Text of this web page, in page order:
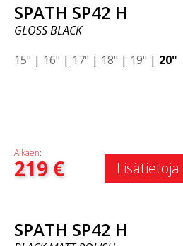
SPATH SP42 H
GLOSS BLACK
15" | 16" | 17" | 18" | 19" | 20"
Alkaen:
219€ Lisätietoja
SPATH SP42 H